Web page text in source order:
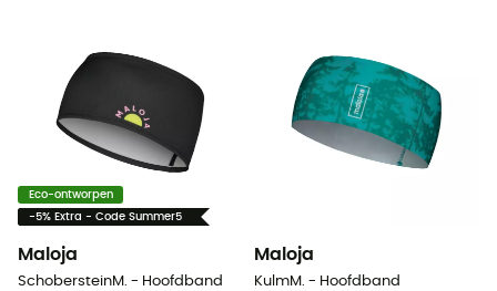
Eco-ontworpen
-5% Extra - Code Summer5
Maloja
SchobersteinM. - Hoofdband
Maloja
KulmM. - Hoofdband